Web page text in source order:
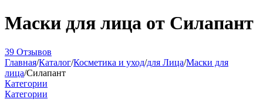
Маски для лица от Силапант
39 Отзывов
Главная/Каталог/Косметика и уход/для Лица/Маски для
лица/Силапант
Категории
Категории